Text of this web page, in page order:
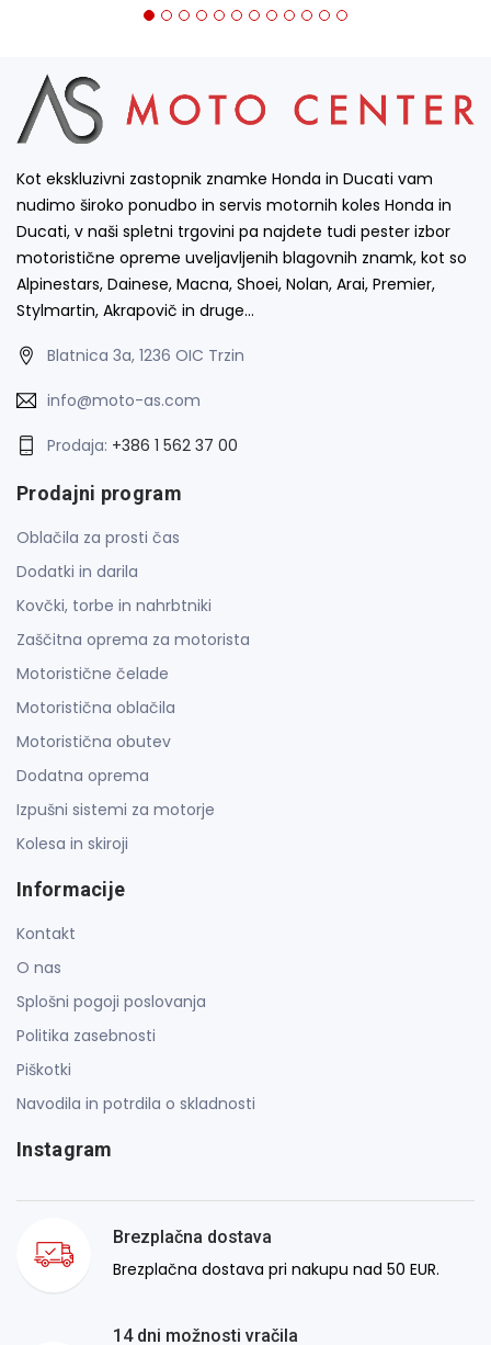
Kot ekskluzivni zastopnik znamke Honda in Ducati vam
nudimo široko ponudbo in servis motornih koles Honda in
Ducati, v naši spletni trgovini pa najdete tudi pester izbor
motoristične opreme uveljavljenih blagovnih znamk, kot so
Alpinestars, Dainese, Macna, Shoei, Nolan, Arai, Premier,
Stylmartin, Akrapovič in druge…
Blatnica 3a, 1236 OIC Trzin
info@moto-as.com
Prodaja: +386 1 562 37 00
Prodajni program
Oblačila za prosti čas
Dodatki in darila
Kovčki, torbe in nahrbtniki
Zaščitna oprema za motorista
Motoristične čelade
Motoristična oblačila
Motoristična obutev
Dodatna oprema
Izpušni sistemi za motorje
Kolesa in skiroji
Informacije
Kontakt
O nas
Splošni pogoji poslovanja
Politika zasebnosti
Piškotki
Navodila in potrdila o skladnosti
Instagram
Brezplačna dostava
Brezplačna dostava pri nakupu nad 50 EUR.
14 dni možnosti vračila